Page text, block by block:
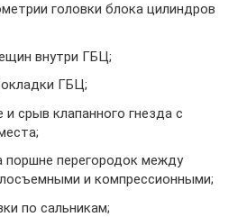
головки блока цилиндров
внутри ГБЦ;
ГБЦ;
срыв клапанного гнезда с
поршне перегородок между
и компрессионными;
по сальникам;